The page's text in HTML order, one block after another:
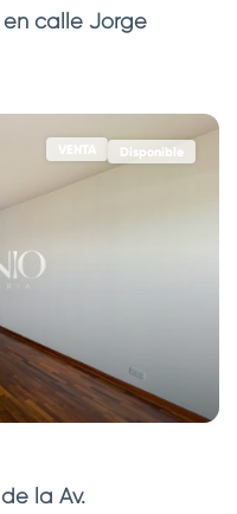
en calle Jorge
VENTA Disponible
la Av.